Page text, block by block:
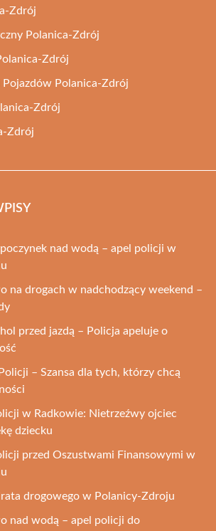
Zdrój
Polanica-Zdrój
Zdrój
Polanica-Zdrój
Zdrój
Zdrój
nad wodą – apel policji w
na drogach w nadchodzący weekend –
przed jazdą – Policja apeluje o
– Szansa dla tych, którzy chcą
w Radkowie: Nietrzeźwy ojciec
dziecku
przed Oszustwami Finansowymi w
drogowego w Polanicy-Zdroju
nad wodą – apel policji do